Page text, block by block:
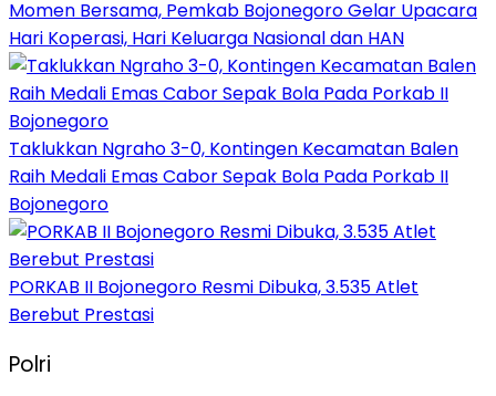
Momen Bersama, Pemkab Bojonegoro Gelar Upacara
Hari Koperasi, Hari Keluarga Nasional dan HAN
Taklukkan Ngraho 3-0, Kontingen Kecamatan Balen
Raih Medali Emas Cabor Sepak Bola Pada Porkab II
Bojonegoro
PORKAB II Bojonegoro Resmi Dibuka, 3.535 Atlet
Berebut Prestasi
Polri